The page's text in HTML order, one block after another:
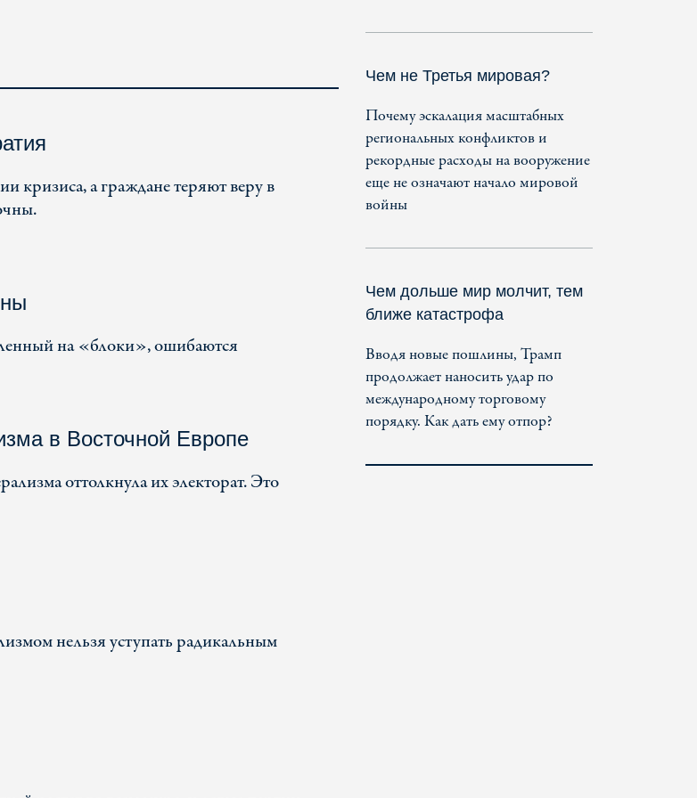
кризиса, а граждане теряют веру в
на «блоки», ошибаются
в Восточной Европе
оттолкнула их электорат. Это
нельзя уступать радикальным
Чем не Третья мировая?
Почему эскалация масштабных
региональных конфликтов и
рекордные расходы на вооружение
еще не означают начало мировой
войны
Чем дольше мир молчит, тем
ближе катастрофа
Вводя новые пошлины, Трамп
продолжает наносить удар по
международному торговому
порядку. Как дать ему отпор?